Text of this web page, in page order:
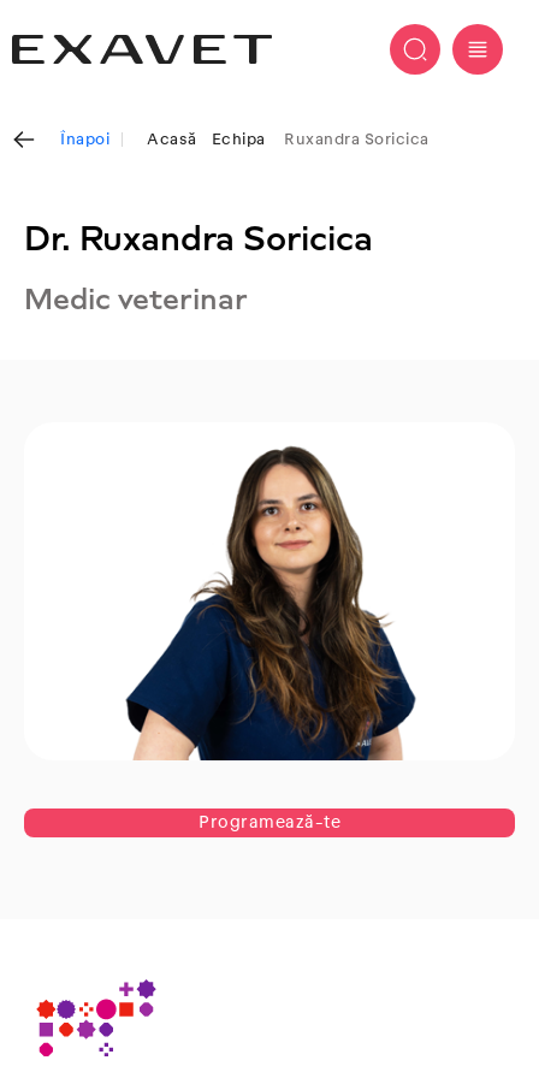
Înapoi Acasă Echipa Ruxandra Soricica
Dr. Ruxandra Soricica
Medic veterinar
Programează-te